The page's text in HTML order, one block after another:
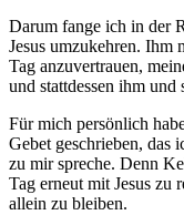
Darum fange ich in der
Jesus umzukehren. Ihm
Tag anzuvertrauen,
und stattdessen ihm
Für mich persönlich
Gebet geschrieben, das
zu mir spreche. Denn
Tag erneut mit Jesus zu
allein zu bleiben.